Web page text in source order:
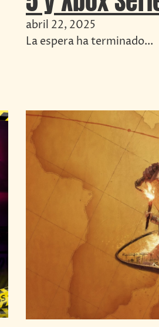
abril 22, 2025
La espera ha terminado...